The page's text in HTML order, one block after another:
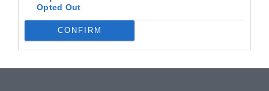
Opted Out
CONFIRM